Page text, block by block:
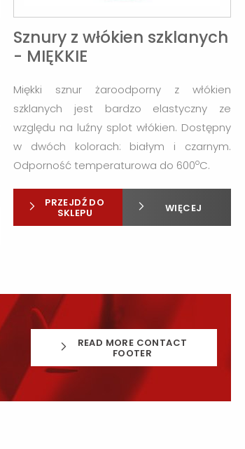
Sznury z włókien szklanych
- MIĘKKIE
Miękki sznur żaroodporny z włókien
szklanych jest bardzo elastyczny ze
względu na luźny splot włókien. Dostępny
w dwóch kolorach: białym i czarnym.
Odporność temperaturowa do 600oC.
PRZEJDŹ DO
SKLEPU WIĘCEJ
READ MORE CONTACT
FOOTER